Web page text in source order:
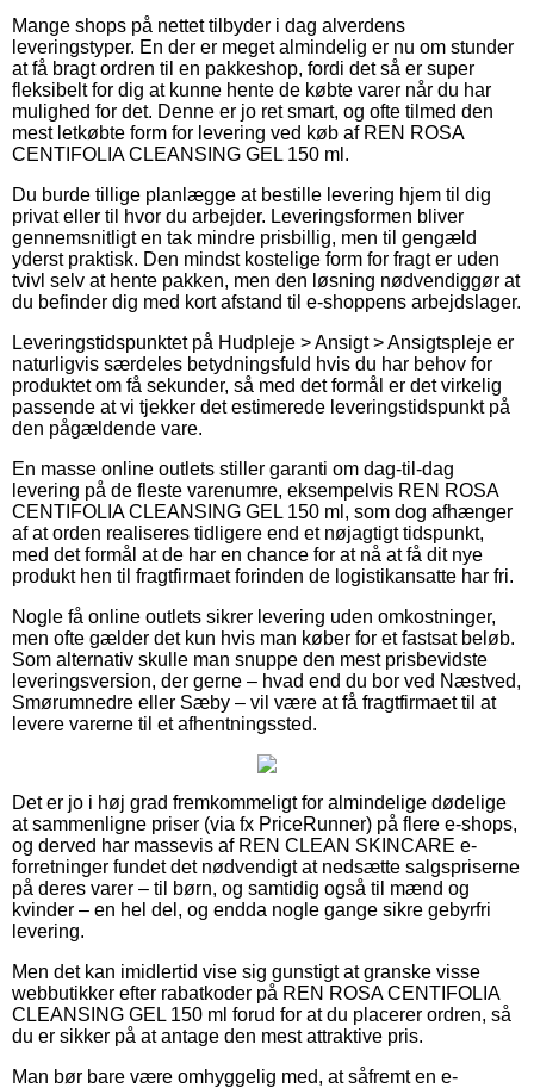
Mange shops på nettet tilbyder i dag alverdens
leveringstyper. En der er meget almindelig er nu om stunder
at få bragt ordren til en pakkeshop, fordi det så er super
fleksibelt for dig at kunne hente de købte varer når du har
mulighed for det. Denne er jo ret smart, og ofte tilmed den
mest letkøbte form for levering ved køb af REN ROSA
CENTIFOLIA CLEANSING GEL 150 ml.
Du burde tillige planlægge at bestille levering hjem til dig
privat eller til hvor du arbejder. Leveringsformen bliver
gennemsnitligt en tak mindre prisbillig, men til gengæld
yderst praktisk. Den mindst kostelige form for fragt er uden
tvivl selv at hente pakken, men den løsning nødvendiggør at
du befinder dig med kort afstand til e-shoppens arbejdslager.
Leveringstidspunktet på Hudpleje > Ansigt > Ansigtspleje er
naturligvis særdeles betydningsfuld hvis du har behov for
produktet om få sekunder, så med det formål er det virkelig
passende at vi tjekker det estimerede leveringstidspunkt på
den pågældende vare.
En masse online outlets stiller garanti om dag-til-dag
levering på de fleste varenumre, eksempelvis REN ROSA
CENTIFOLIA CLEANSING GEL 150 ml, som dog afhænger
af at orden realiseres tidligere end et nøjagtigt tidspunkt,
med det formål at de har en chance for at nå at få dit nye
produkt hen til fragtfirmaet forinden de logistikansatte har fri.
Nogle få online outlets sikrer levering uden omkostninger,
men ofte gælder det kun hvis man køber for et fastsat beløb.
Som alternativ skulle man snuppe den mest prisbevidste
leveringsversion, der gerne – hvad end du bor ved Næstved,
Smørumnedre eller Sæby – vil være at få fragtfirmaet til at
levere varerne til et afhentningssted.
Det er jo i høj grad fremkommeligt for almindelige dødelige
at sammenligne priser (via fx PriceRunner) på flere e-shops,
og derved har massevis af REN CLEAN SKINCARE e-
forretninger fundet det nødvendigt at nedsætte salgspriserne
på deres varer – til børn, og samtidig også til mænd og
kvinder – en hel del, og endda nogle gange sikre gebyrfri
levering.
Men det kan imidlertid vise sig gunstigt at granske visse
webbutikker efter rabatkoder på REN ROSA CENTIFOLIA
CLEANSING GEL 150 ml forud for at du placerer ordren, så
du er sikker på at antage den mest attraktive pris.
Man bør bare være omhyggelig med, at såfremt en e-